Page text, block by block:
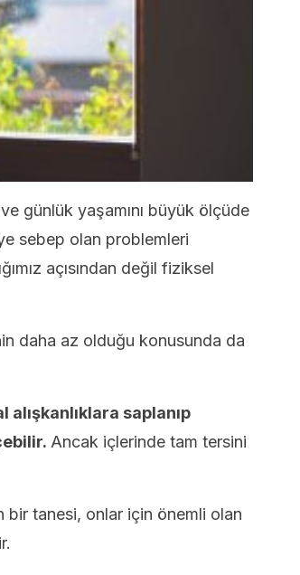
günlük yaşamını büyük ölçüde
sebep olan problemleri
açısından değil fiziksel
daha az olduğu konusunda da
alışkanlıklara saplanıp
Ancak içlerinde tam tersini
bir tanesi, onlar için önemli olan